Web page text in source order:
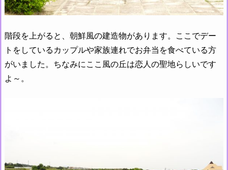
階段を上がると、朝鮮風の建造物があります。ここでデー
トをしているカップルや家族連れでお弁当を食べている方
がいました。ちなみにここ風の丘は恋人の聖地らしいです
よ～。